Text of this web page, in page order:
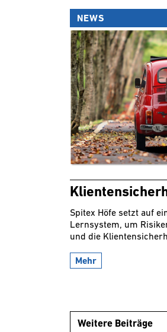
NEWS
Spitex Höfe setzt auf
Lernsystem, um
und die
Mehr
Weitere Beiträge